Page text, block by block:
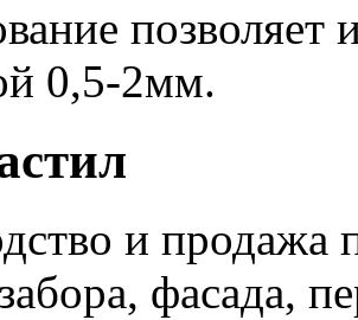
позволяет
0,5-2мм.
и продажа
фасада,